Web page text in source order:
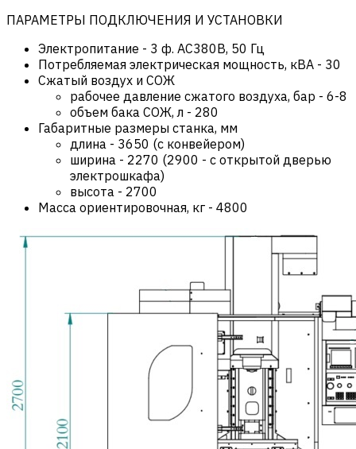
ПАРАМЕТРЫ ПОДКЛЮЧЕНИЯ И УСТАНОВКИ
Электропитание - 3 ф. AC380В, 50 Гц
Потребляемая электрическая мощность, кВА - 30
Сжатый воздух и СОЖ
рабочее давление сжатого воздуха, бар - 6-8
объем бака СОЖ, л - 280
Габаритные размеры станка, мм
длина - 3650 (с конвейером)
ширина - 2270 (2900 - с открытой дверью
электрошкафа)
высота - 2700
Масса ориентировочная, кг - 4800